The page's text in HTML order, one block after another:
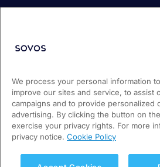
Prensa
Empleos
Soporte / Portal de
We process your personal information
improve our sites and service, to assist
campaigns and to provide personalized
advertising. By clicking the button on
exercise your privacy rights. For more
privacy notice. Cookie Policy